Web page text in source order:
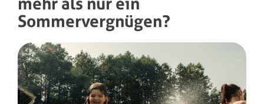
Sommervergnügen?